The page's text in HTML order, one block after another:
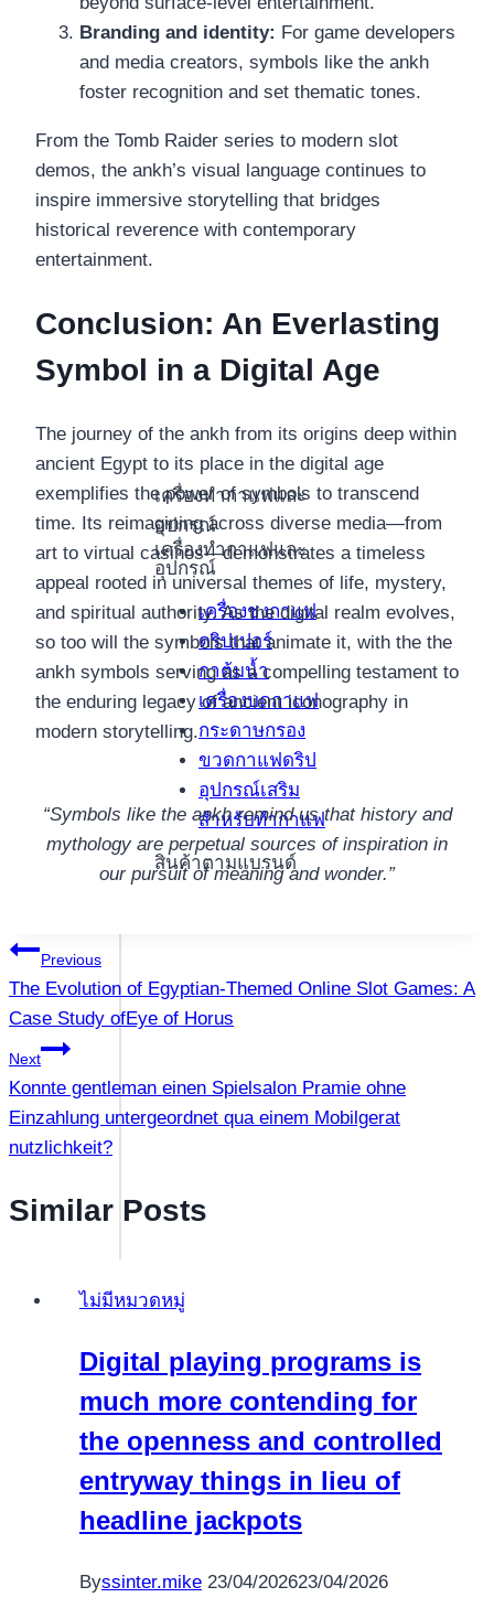
เครื่องทำกาแฟและ
อุปกรณ์
เครื่องทำกาแฟและ
อุปกรณ์
เครื่องชงกาแฟ
ดริปเปอร์
กาต้มน้ำ
เครื่องบดกาแฟ
กระดาษกรอง
ขวดกาแฟดริป
อุปกรณ์เสริม
สำหรับทำกาแฟ
สินค้าตามแบรนด์
Branding and identity: For game developers
and media creators, symbols like the ankh
foster recognition and set thematic tones.
From the Tomb Raider series to modern slot
demos, the ankh’s visual language continues to
inspire immersive storytelling that bridges
historical reverence with contemporary
entertainment.
Conclusion: An Everlasting
Symbol in a Digital Age
The journey of the ankh from its origins deep within
ancient Egypt to its place in the digital age
exemplifies the power of symbols to transcend
time. Its reimagining across diverse media—from
art to virtual casinos—demonstrates a timeless
appeal rooted in universal themes of life, mystery,
and spiritual authority. As the digital realm evolves,
so too will the symbols that animate it, with the the
ankh symbols serving as a compelling testament to
the enduring legacy of ancient iconography in
modern storytelling.
“Symbols like the ankh remind us that history and
mythology are perpetual sources of inspiration in
our pursuit of meaning and wonder.”
แนะแนว
เรื่อง
Previous
The Evolution of Egyptian-Themed Online Slot Games: A
Case Study ofEye of Horus
Next
Konnte gentleman einen Spielsalon Pramie ohne
Einzahlung untergeordnet qua einem Mobilgerat
nutzlichkeit?
Similar Posts
ไม่มีหมวดหมู่
Digital playing programs is
much more contending for
the openness and controlled
entryway things in lieu of
headline jackpots
Byssinter.mike 23/04/202623/04/2026